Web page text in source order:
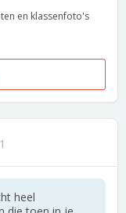
en klassenfoto's
1
heel